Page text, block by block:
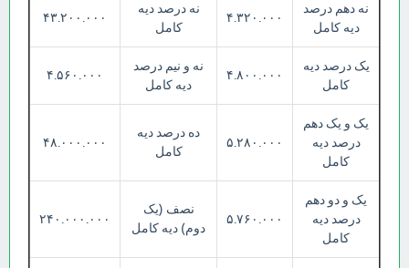
نه دهم درصد
دیه کامل
۴.۳۲۰.۰۰۰
نه درصد دیه
کامل
۴۳.۲۰۰.۰۰۰
یک درصد دیه
کامل
۴.۸۰۰.۰۰۰
نه و نیم درصد
دیه کامل
۴.۵۶۰.۰۰۰
یک و یک دهم
درصد دیه
کامل
۵.۲۸۰.۰۰۰
ده درصد دیه
کامل
۴۸.۰۰۰.۰۰۰
یک و دو دهم
درصد دیه
کامل
۵.۷۶۰.۰۰۰
نصف (یک
دوم) دیه کامل
۲۴۰.۰۰۰.۰۰۰